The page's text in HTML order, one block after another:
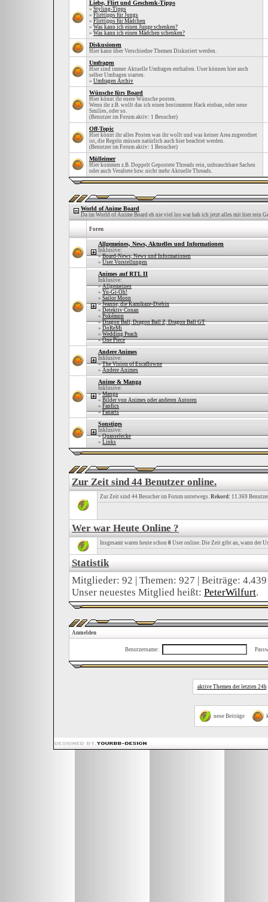
Liebe, Flirt und Geschenk-Tipps
» Styling-Tipps
» Flirttipps für Jungs
» Flirttipps für Mädchen
» Was kann ich einen Junge schenken?
» Was kann ich einen Mädchen schenken?
Diskusionen
Hier kann über Verschiedne Themen Diskutiert werden.
Umfragen
Hier sind immer Aktuelle Umfragen enthalten. User können hier auch
selber Umfragen starten.
» Umfragen Archiv
Wünsche fürs Board
Hier könnt ihr euere Wünsche posten.
Wenn ihr z.B. wollt das ich einen bestimmten Hack einbau, oder neue
Smilies, oder so.
(Benutzer im Forum aktiv: 1 Besucher)
Off-Topic
Hier könnt ihr alles Posten was ihr wollt und was keiner Area zugeordnet
ist, die Regeln müssen natürlich auch hier beachtet werden.
(Benutzer im Forum aktiv: 1 Besucher)
Mülleimer
Hier kommen z.B. Doppelt Gepostete Threads rein, unbrauchbare Sachen
oder auch Veraltete bzw. nicht mehr Aktuelle Threads.
World of Anime Board
Da im World of Anime Board eh nie viel los war hab ich jetzt alles mit hier rein
Foren
Allgemeines, News, Aktuelles und Informationen
Inklusive:
»Board-News, News und Informationen
» User Vorstellungen
Animes auf RTL II
Inklusive:
»Allgemeines
» Yu-Gi-Oh!
» Sailor Moon
»Jeanne, die Kamikaze-Diebin
» Detektiv Conan
» Pokémon
»Dragon Ball, Dragon Ball Z, Dragon Ball GT
» DoReMi
» Wedding Peach
»One Piece
Andere Animes
Inklusive:
»The Vision of Escaflowne
» Andere Animes
Anime & Manga
Inklusive:
»Manga
» Bilder von Animes oder anderen Autoren
» Fanfics
»Fanarts
Sonstiges
Inklusive:
»Quasselecke
» Links
Zur Zeit sind 44 Benutzer online.
Zur Zeit sind 44 Besucher im Forum unterwegs. Rekord: 11.369
Wer war Heute Online ?
Insgesamt waren heute schon 0 User online. Die Zeit gibt an, wann der
Statistik
Mitglieder: 92 | Themen: 927 | Beiträge:
Unser neuestes Mitglied heißt: PeterWilfurt.
Anmelden
Benutzername:
aktive Themen der letzten 24h
neue Beiträge